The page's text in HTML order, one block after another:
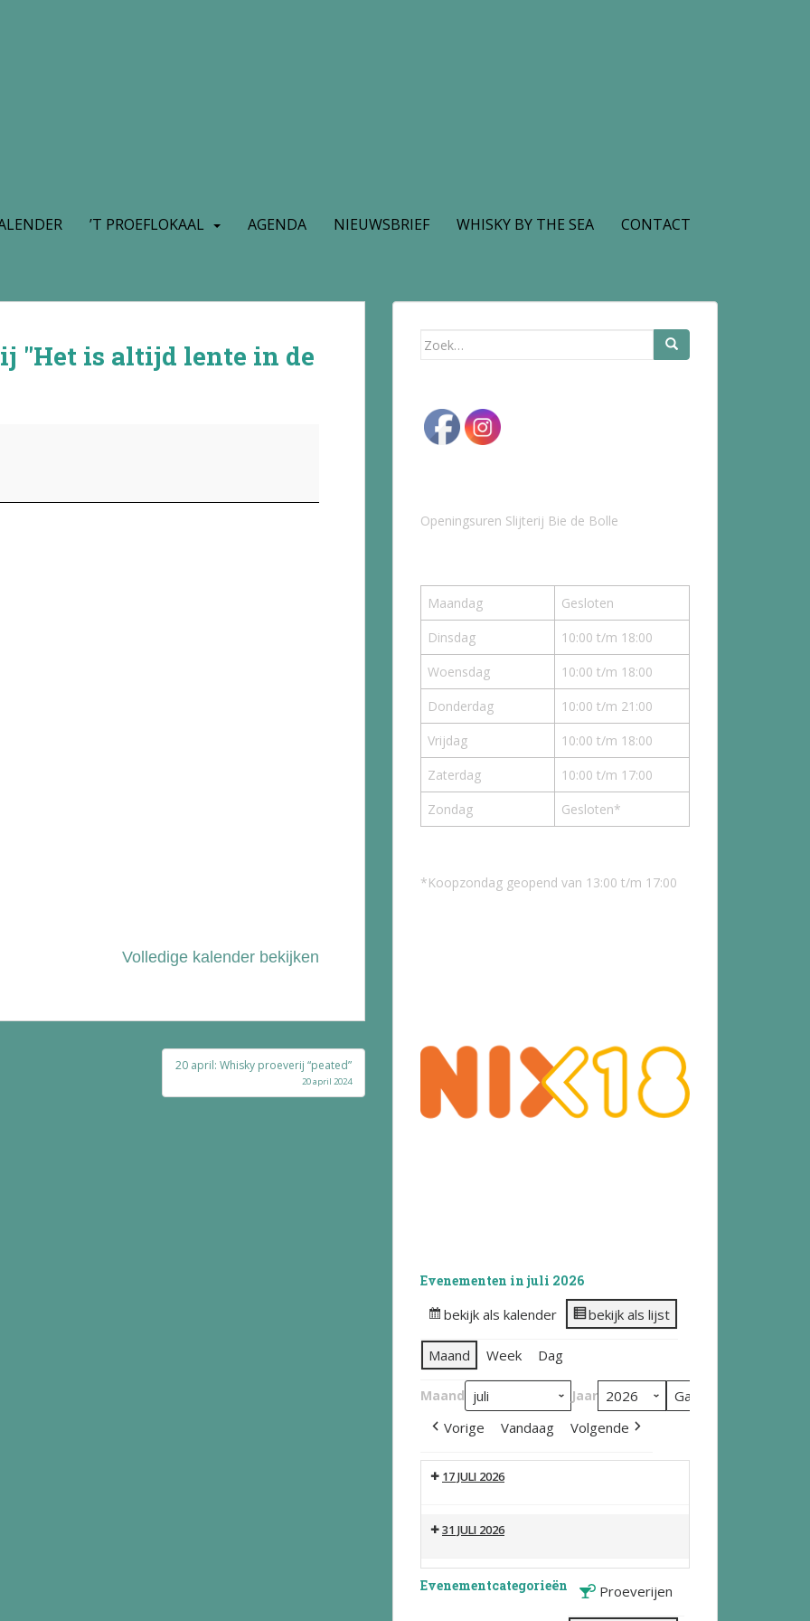
’T PROEFLOKAAL AGENDA NIEUWSBRIEF WHISKY BY THE SEA CONTACT
"Het is altijd lente in de
Volledige kalender bekijken
20 april: Whisky proeverij “peated”
20 april 2024
Zoek
Openingsuren Slijterij Bie de Bolle
Maandag
Gesloten
Dinsdag
10:00 t/m 18:00
Woensdag
10:00 t/m 18:00
Donderdag
10:00 t/m 21:00
Vrijdag
10:00 t/m 18:00
Zaterdag
10:00 t/m 17:00
Zondag
Gesloten*
*Koopzondag geopend van 13:00 t/m 17:00
Evenementen in juli 2026
bekijk als kalender bekijk als lijst
Maand Week Dag
Maand Jaar
Vorige Vandaag Volgende
17 JULI 2026
31 JULI 2026
Evenementcategorieën Proeverijen